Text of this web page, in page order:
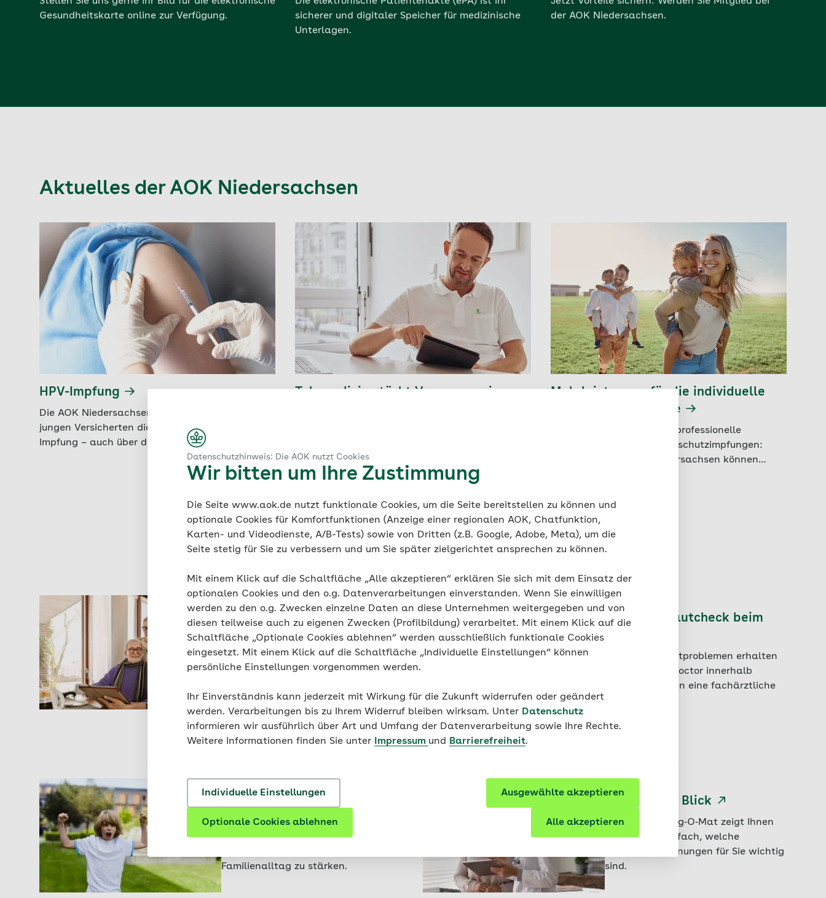
Datenschutzhinweis: Die AOK nutzt Cookies
Wir bitten um Ihre Zustimmung
Die Seite www.aok.de nutzt funktionale Cookies, um die Seite bereitstellen zu können und
optionale Cookies für Komfortfunktionen (Anzeige einer regionalen AOK, Chatfunktion,
Karten- und Videodienste, A/B-Tests) sowie von Dritten (z.B. Google, Adobe, Meta), um die
Seite stetig für Sie zu verbessern und um Sie später zielgerichtet ansprechen zu können.
Mit einem Klick auf die Schaltfläche „Alle akzeptieren“ erklären Sie sich mit dem Einsatz der
optionalen Cookies und den o.g. Datenverarbeitungen einverstanden. Wenn Sie einwilligen
werden zu den o.g. Zwecken einzelne Daten an diese Unternehmen weitergegeben und von
diesen teilweise auch zu eigenen Zwecken (Profilbildung) verarbeitet. Mit einem Klick auf die
Schaltfläche „Optionale Cookies ablehnen“ werden ausschließlich funktionale Cookies
eingesetzt. Mit einem Klick auf die Schaltfläche „Individuelle Einstellungen“ können
persönliche Einstellungen vorgenommen werden.
Ihr Einverständnis kann jederzeit mit Wirkung für die Zukunft widerrufen oder geändert
werden. Verarbeitungen bis zu Ihrem Widerruf bleiben wirksam. Unter Datenschutz
informieren wir ausführlich über Art und Umfang der Datenverarbeitung sowie Ihre Rechte.
Weitere Informationen finden Sie unter
Impressum und Barrierefreiheit.
Individuelle Einstellungen Ausgewählte akzeptieren
Optionale Cookies ablehnen Alle akzeptieren
Gesundheitskarte online zur Verfügung.
sicherer und digitaler Speicher für medizinische
Unterlagen.
der AOK Niedersachsen.
Aktuelles der AOK Niedersachsen
HPV-Impfung
Die AOK Niedersachsen übernimmt für ihre
jungen Versicherten die Kosten für die HPV-
Impfung – auch über das 18. Lebensjahr hinaus.
Telemedizin stärkt Versorgung in
ärztliche Versorgung in Pflegeeinrichtungen zu
verbessern.
Mehrleistungen für die individuelle
Gesundheitsvorsorge
Von Osteopathie über die professionelle
Zahnreinigung bis zu Reiseschutzimpfungen:
Versicherte der AOK Niedersachsen können
Alle Nachrichten
Pflegekurse für Angehörige
Lernen Sie in unseren kostenfreien
Pflegekursen, wie Sie Angehörige
unterstützen.
Digitaler Hautcheck beim
Bei akuten Hautproblemen erhalten
Sie mit OnlineDoctor innerhalb
weniger Stunden eine fachärztliche
Mit dem ADHS‑Elterntrainer
unterstützen wir Sie dabei, Ihr Kind
Familienalltag zu stärken.
Vorsorge im Blick
Der AOK Vorsorg‑O‑Mat zeigt Ihnen
schnell und einfach, welche
Krebsfrüherkennungen für Sie wichtig
sind.